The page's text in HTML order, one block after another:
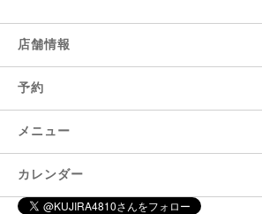
店舗情報
予約
メニュー
カレンダー